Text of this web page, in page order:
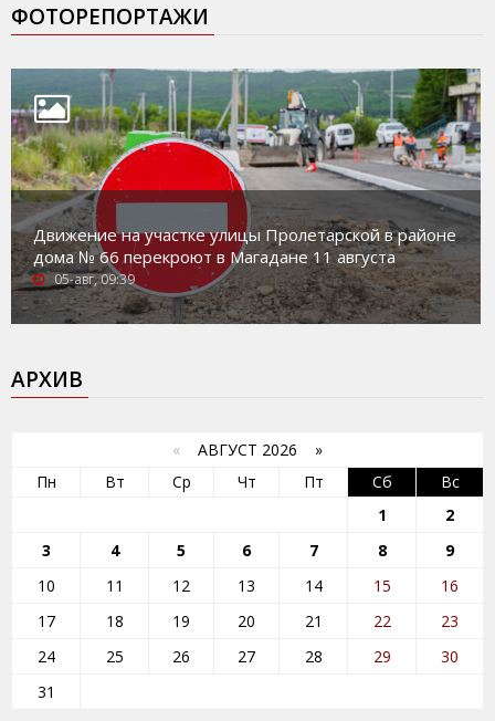
ФОТОРЕПОРТАЖИ
Движение на участке улицы Пролетарской в районе
дома № 66 перекроют в Магадане 11 августа
05-авг, 09:39
АРХИВ
« АВГУСТ 2026 »
Пн
Вт Ср Чт Пт Сб
Вс
1
2
3
4 5 6 7 8
9
10
11 12 13 14 15
16
17
18 19 20 21 22
23
24
25 26 27 28 29
30
31